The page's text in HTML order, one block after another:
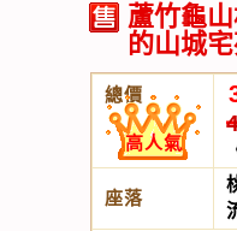
蘆竹龜
的山城
總價
高人氣
座落